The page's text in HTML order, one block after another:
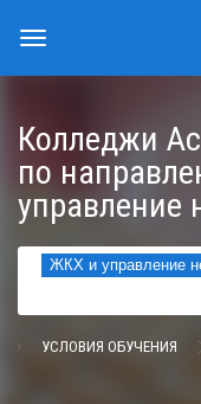
Колледжи
по
управление
ЖКХ и управление
УСЛОВИЯ ОБУЧЕНИЯ